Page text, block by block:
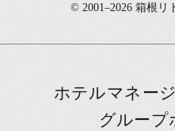
© 2001–2026 箱根リ
ホテルマネー
グループ